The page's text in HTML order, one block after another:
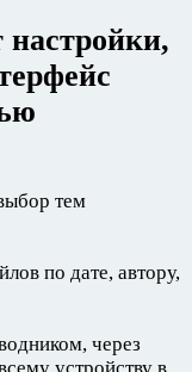
настройки,
тем
по дате, автору,
через